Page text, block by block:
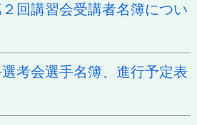
回講習会受講者名簿につい
考会選手名簿、進行予定表